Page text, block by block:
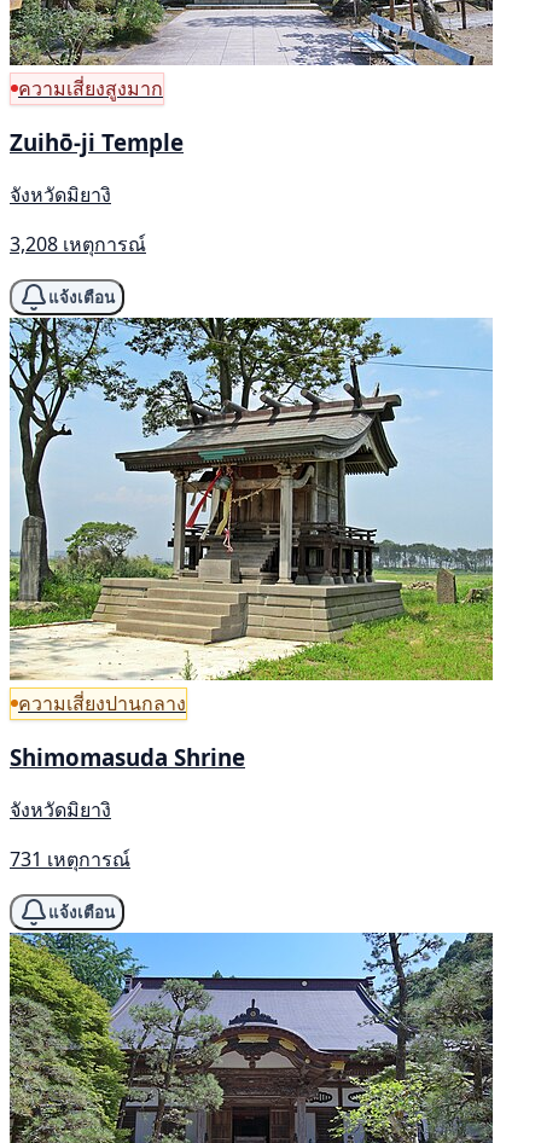
ความเสี่ยงสูงมาก
Zuihō-ji Temple
จังหวัดมิยางิ
3,208 เหตุการณ์
แจ้งเตือน
ความเสี่ยงปานกลาง
Shimomasuda Shrine
จังหวัดมิยางิ
731 เหตุการณ์
แจ้งเตือน